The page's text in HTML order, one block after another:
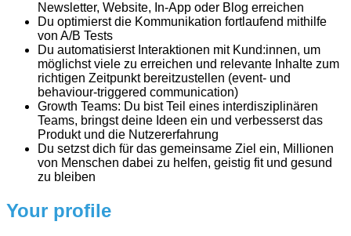
Newsletter, Website, In-App oder Blog erreichen
Du optimierst die Kommunikation fortlaufend mithilfe
von A/B Tests
Du automatisierst Interaktionen mit Kund:innen, um
möglichst viele zu erreichen und relevante Inhalte zum
richtigen Zeitpunkt bereitzustellen (event- und
behaviour-triggered communication)
Growth Teams: Du bist Teil eines interdisziplinären
Teams, bringst deine Ideen ein und verbesserst das
Produkt und die Nutzererfahrung
Du setzst dich für das gemeinsame Ziel ein, Millionen
von Menschen dabei zu helfen, geistig fit und gesund
zu bleiben
Your profile